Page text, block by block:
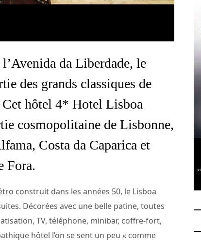
da Liberdade, le
des grands classiques de
hôtel 4* Hotel Lisboa
cosmopolitaine de Lisbonne,
Costa da Caparica et
Fora.
construit dans les années 50, le Lisboa
Décorées avec une belle patine, toutes
TV, téléphone, minibar, coffre-fort,
hôtel l’on se sent un peu « comme